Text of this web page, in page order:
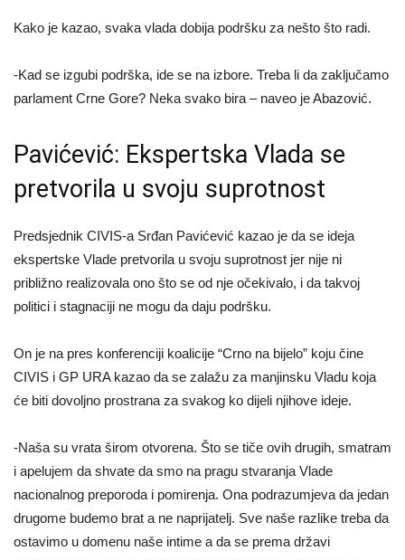
Kako je kazao, svaka vlada dobija podršku za nešto što radi.
-Kad se izgubi podrška, ide se na izbore. Treba li da zaključamo
parlament Crne Gore? Neka svako bira – naveo je Abazović.
Pavićević: Ekspertska Vlada se
pretvorila u svoju suprotnost
Predsjednik CIVIS-a Srđan Pavićević kazao je da se ideja
ekspertske Vlade pretvorila u svoju suprotnost jer nije ni
približno realizovala ono što se od nje očekivalo, i da takvoj
politici i stagnaciji ne mogu da daju podršku.
On je na pres konferenciji koalicije “Crno na bijelo” koju čine
CIVIS i GP URA kazao da se zalažu za manjinsku Vladu koja
će biti dovoljno prostrana za svakog ko dijeli njihove ideje.
-Naša su vrata širom otvorena. Što se tiče ovih drugih, smatram
i apelujem da shvate da smo na pragu stvaranja Vlade
nacionalnog preporoda i pomirenja. Ona podrazumjeva da jedan
drugome budemo brat a ne naprijatelj. Sve naše razlike treba da
ostavimo u domenu naše intime a da se prema državi